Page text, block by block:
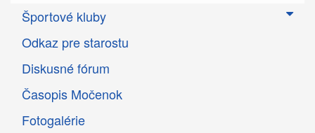
Športové kluby
Odkaz pre starostu
Diskusné fórum
Časopis Močenok
Fotogalérie